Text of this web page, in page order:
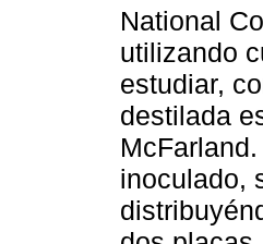
National
utilizando
estudiar,
destilada
inoculado,